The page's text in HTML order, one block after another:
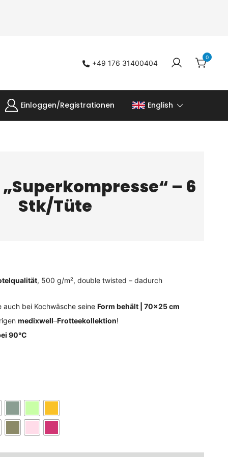
+49 176 31400404
0
Einloggen/Registrationen English
– 6
Stk/Tüte
, 500 g/m², double twisted – dadurch
auch bei Kochwäsche seine Form behält | 70×25 cm
medixwell–Frotteekollektion!
90°C